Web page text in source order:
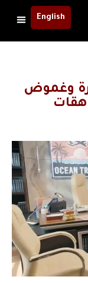
English
وغموض